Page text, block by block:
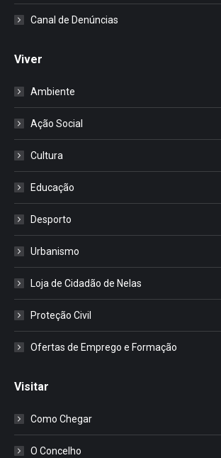
Canal de Denúncias
Viver
Ambiente
Ação Social
Cultura
Educação
Desporto
Urbanismo
Loja de Cidadão de Nelas
Proteção Civil
Ofertas de Emprego e Formação
Visitar
Como Chegar
O Concelho